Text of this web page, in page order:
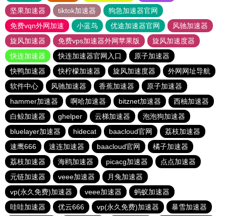
坚果加速器
tiktok加速器
狗急加速器官网
免费vqn外网加速
小蓝鸟 优途加速器官网
风驰加速器
旋风加速器
免费vps加速器外网苹果版
旋风加速度器
快连加速器
快连加速器官网入口
原子加速器
快鸭加速器
快柠檬加速器 旋风加速度器
外网网址导航
软件中心
风驰加速器 香蕉加速器
原子加速器
hammer加速器
啊哈加速器 bitznet加速器
西柚加速器
白鲸加速器
ghelper 云梯加速器
泡泡狗加速器
bluelayer加速器
hidecat baacloud官网
荔枝加速器
速鹰666
速连加速器 baacloud官网
橘子加速器
荔枝加速器
海鸥加速器 picacg加速器
点点加速器
元链加速器
veee加速器
月兔加速器
vp(永久免费)加速器
veee加速器
蚂蚁加速器
哇哇加速器
优云666 vp(永久免费)加速器 暴雪加速器